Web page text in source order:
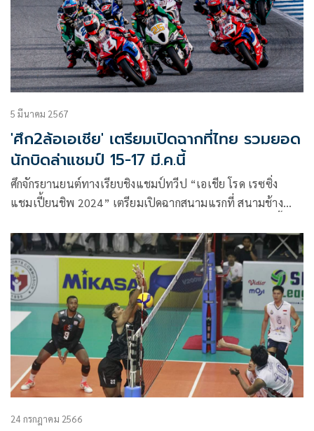
มาตรฐานสากล ในเส้นทางผ่านจุดแลนด์มาร์คของ
กรุงเทพมหานคร ในวันที่ 26 พฤษภาคม นี้ พร้อมคาดว่านักวิ่ง
กว่า 8,000 คนจะร่วมสร้างประสบการณ์สุดพิเศษ ใน
Supersports 10 Mile Run Series 2024 Bangkok Presented
by adidas ซูเปอร์สปอร์ต 10 ไมล์ รัน ซีรีส์ 2024 แบงค็อก พรี
เซ็นเต็ด บาย อาดิดาส
5 มีนาคม 2567
'ศึก2ล้อเอเชีย' เตรียมเปิดฉากที่ไทย รวมยอด
นักบิดล่าแชมป์ 15-17 มี.ค.นี้
ศึกจักรยานยนต์ทางเรียบชิงแชมป์ทวีป “เอเชีย โรด เรซซิ่ง
แชมเปี้ยนชิพ 2024” เตรียมเปิดฉากสนามแรกที่ สนามช้าง
บิดดาวดัง นำโดย “ฮาฟิซ ซยาห์ริน” อดีตนักบิดโมโตจีพีสร้าง
ความฮือฮา ลงล่าแชมป์ในรุ่น เอเชีย ซูเปอร์ไบค์ 1,000 ซีซี ท้า
ชน “ชิพ” นครินทร์ อธิรัฐภูวภัทร์ และ “แชมป์” ภาสวิชญ์ ฐิติว
รารักษ์ สองนักบิดชาวไทยจาก ฮอนด้า ขณะ “แสตมป์” อภิวัฒน์
วงศ์ธนานนท์ อดีตแชมป์เอเชียจาก ยามาฮ่า คัมแบ็กล่าบัลลังก์ ซู
เปอร์สปอร์ต 600 ซีซี
24 กรกฎาคม 2566